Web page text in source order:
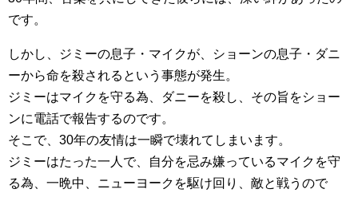
です。
しかし、ジミーの息子・マイクが、ショーンの息子・ダニ
ーから命を殺されるという事態が発生。
ジミーはマイクを守る為、ダニーを殺し、その旨をショー
ンに電話で報告するのです。
そこで、30年の友情は一瞬で壊れてしまいます。
ジミーはたった一人で、自分を忌み嫌っているマイクを守
る為、一晩中、ニューヨークを駆け回り、敵と戦うので